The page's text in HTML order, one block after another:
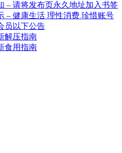
– 请将发布页永久地址加入书签
– 健康生活 理性消费 珍惜账号
员以下公告
解压指南
食用指南